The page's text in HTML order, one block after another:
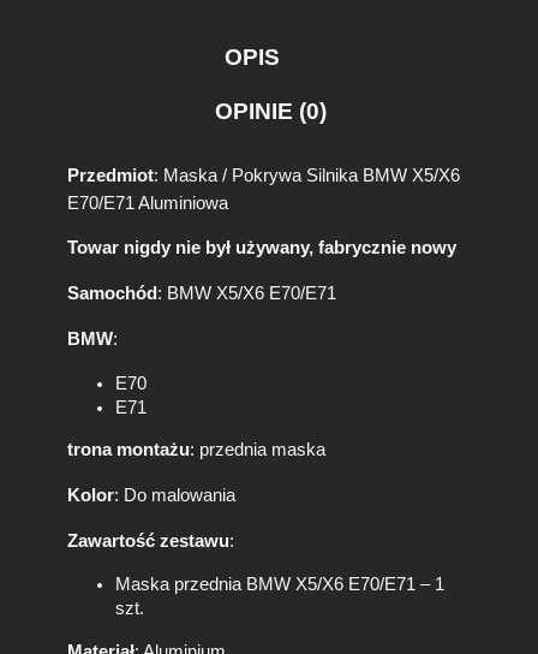
OPIS
OPINIE (0)
Przedmiot: Maska / Pokrywa Silnika BMW X5/X6
E70/E71 Aluminiowa
Towar nigdy nie był używany, fabrycznie nowy
Samochód : BMW X5/X6 E70/E71
BMW:
E70
E71
trona montażu: przednia maska
Kolor: Do malowania
Zawartość zestawu:
Maska przednia BMW X5/X6 E70/E71 – 1
szt.